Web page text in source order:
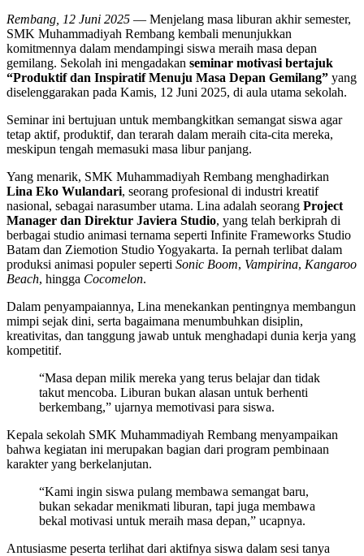
Rembang, 12 Juni 2025 — Menjelang masa liburan akhir semester,
SMK Muhammadiyah Rembang kembali menunjukkan
komitmennya dalam mendampingi siswa meraih masa depan
gemilang. Sekolah ini mengadakan seminar motivasi bertajuk
“Produktif dan Inspiratif Menuju Masa Depan Gemilang” yang
diselenggarakan pada Kamis, 12 Juni 2025, di aula utama sekolah.
Seminar ini bertujuan untuk membangkitkan semangat siswa agar
tetap aktif, produktif, dan terarah dalam meraih cita-cita mereka,
meskipun tengah memasuki masa libur panjang.
Yang menarik, SMK Muhammadiyah Rembang menghadirkan
Lina Eko Wulandari, seorang profesional di industri kreatif
nasional, sebagai narasumber utama. Lina adalah seorang Project
Manager dan Direktur Javiera Studio, yang telah berkiprah di
berbagai studio animasi ternama seperti Infinite Frameworks Studio
Batam dan Ziemotion Studio Yogyakarta. Ia pernah terlibat dalam
produksi animasi populer seperti Sonic Boom, Vampirina, Kangaroo
Beach, hingga Cocomelon.
Dalam penyampaiannya, Lina menekankan pentingnya membangun
mimpi sejak dini, serta bagaimana menumbuhkan disiplin,
kreativitas, dan tanggung jawab untuk menghadapi dunia kerja yang
kompetitif.
“Masa depan milik mereka yang terus belajar dan tidak
takut mencoba. Liburan bukan alasan untuk berhenti
berkembang,” ujarnya memotivasi para siswa.
Kepala sekolah SMK Muhammadiyah Rembang menyampaikan
bahwa kegiatan ini merupakan bagian dari program pembinaan
karakter yang berkelanjutan.
“Kami ingin siswa pulang membawa semangat baru,
bukan sekadar menikmati liburan, tapi juga membawa
bekal motivasi untuk meraih masa depan,” ucapnya.
Antusiasme peserta terlihat dari aktifnya siswa dalam sesi tanya